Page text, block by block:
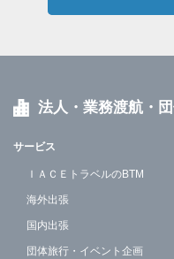
法人・業務渡航・
サービス
ＩＡＣＥトラベルのBTM
海外出張
国内出張
団体旅行・イベント企画